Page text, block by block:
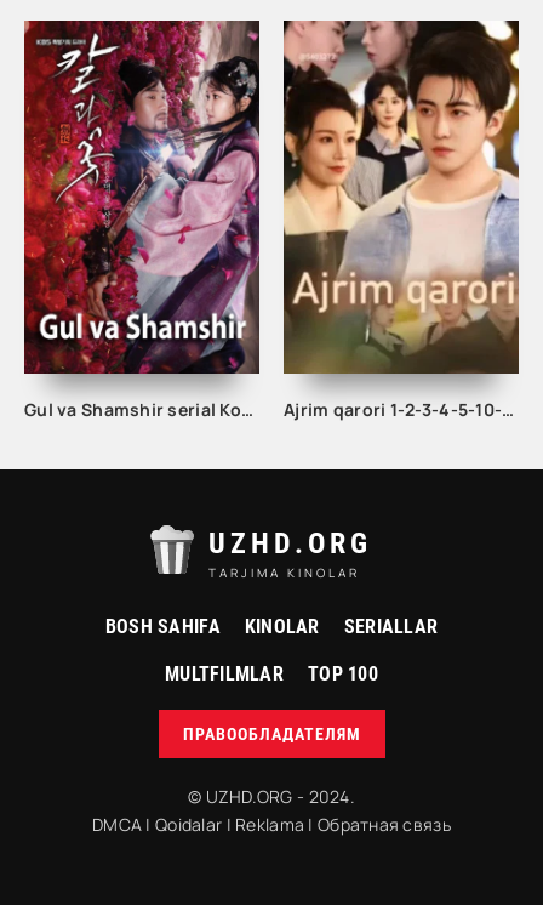
Gul va Shamshir serial Korea Barcha qismlar Uzbek tilida / Гул ва Шамшир сериал Кореа Барча қисмлар Узбек тилида Ajrim qarori 1-2-3-4-5-10-20-30-40-45-50-55-60-65 Qism Koreya seriali drama Uzbek tilida Barcha qismlar 2026 HD skachat
UZHD.ORG
TARJIMA KINOLAR
BOSH SAHIFA KINOLAR SERIALLAR
MULTFILMLAR TOP 100
ПРАВООБЛАДАТЕЛЯМ
© UZHD.ORG - 2024.
DMCA |Qoidalar | Reklama | Обратная связь